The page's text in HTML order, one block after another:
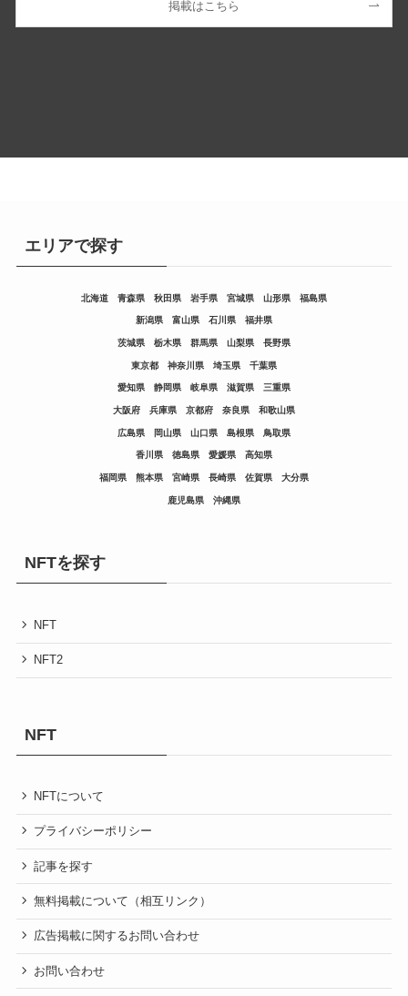
掲載はこちら
エリアで探す
北海道 青森県 秋田県 岩手県 宮城県 山形県 福島県
新潟県 富山県 石川県 福井県
茨城県 栃木県 群馬県 山梨県 長野県
東京都 神奈川県 埼玉県 千葉県
愛知県 静岡県 岐阜県 滋賀県 三重県
大阪府 兵庫県 京都府 奈良県 和歌山県
広島県 岡山県 山口県 島根県 鳥取県
香川県 徳島県 愛媛県 高知県
福岡県 熊本県 宮崎県 長崎県 佐賀県 大分県
鹿児島県 沖縄県
NFTを探す
NFT
NFT2
NFT
NFTについて
プライバシーポリシー
記事を探す
無料掲載について（相互リンク）
広告掲載に関するお問い合わせ
お問い合わせ